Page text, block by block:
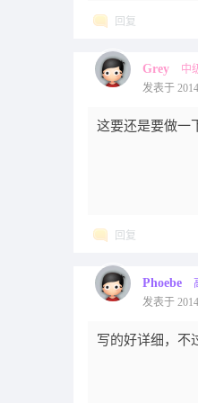
回复
Grey
中
发表于
这要还是要做一
回复
Phoebe
发表于
写的好详细，不